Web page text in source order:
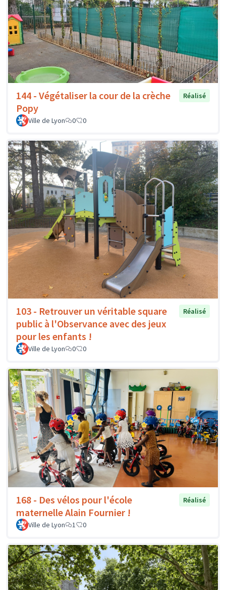
144 - Végétaliser la cour de la crèche
Popy
Réalisé
Ville de Lyon 0 0
103 - Retrouver un véritable square
public à l'Observance avec des jeux
pour les enfants !
Réalisé
Ville de Lyon 0 0
168 - Des vélos pour l'école
maternelle Alain Fournier !
Réalisé
Ville de Lyon 1 0